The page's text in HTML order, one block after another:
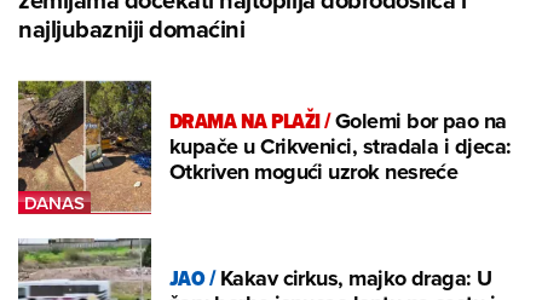
najljubazniji domaćini
DRAMA NA PLAŽI/Golemi bor pao na
kupače u Crikvenici, stradala i djeca:
Otkriven mogući uzrok nesreće
JAO/Kakav cirkus, majko draga: U